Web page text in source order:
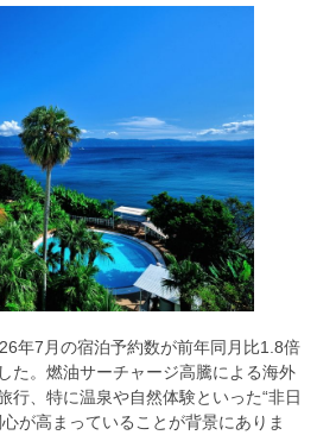
年7月の宿泊予約数が前年同月比1.8倍
た。燃油サーチャージ高騰による海外
行、特に温泉や自然体験といった“非日
が高まっていることが背景にありま